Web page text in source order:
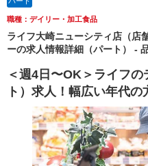
職種：デイリー・加工食品
ライフ大崎ニューシティ店（店
ーの求人情報詳細（パート） -
＜週4日〜OK＞ライフ
ト）求人！幅広い年代の